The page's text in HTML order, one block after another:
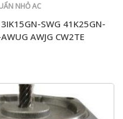
NHỎ AC
SWG 41K25GN-
AWJG CW2TE